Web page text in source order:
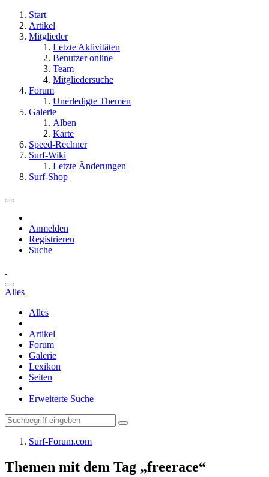
Start
Artikel
Mitglieder
Letzte Aktivitäten
Benutzer online
Team
Mitgliedersuche
Forum
Unerledigte Themen
Galerie
Alben
Karte
Speed-Rechner
Surf-Wiki
Letzte Änderungen
Surf-Shop
Anmelden
Registrieren
Suche
Alles
Alles
Artikel
Forum
Galerie
Lexikon
Seiten
Erweiterte Suche
Surf-Forum.com
Themen mit dem Tag „freerace“